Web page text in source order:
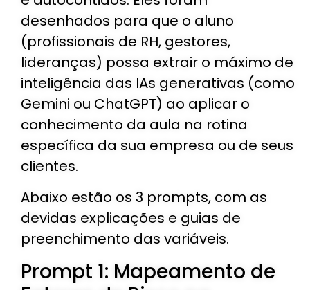
desenhados para que o aluno
(profissionais de RH, gestores,
lideranças) possa extrair o máximo de
inteligência das IAs generativas (como
Gemini ou ChatGPT) ao aplicar o
conhecimento da aula na rotina
específica da sua empresa ou de seus
clientes.
Abaixo estão os 3 prompts, com as
devidas explicações e guias de
preenchimento das variáveis.
Prompt 1: Mapeamento de